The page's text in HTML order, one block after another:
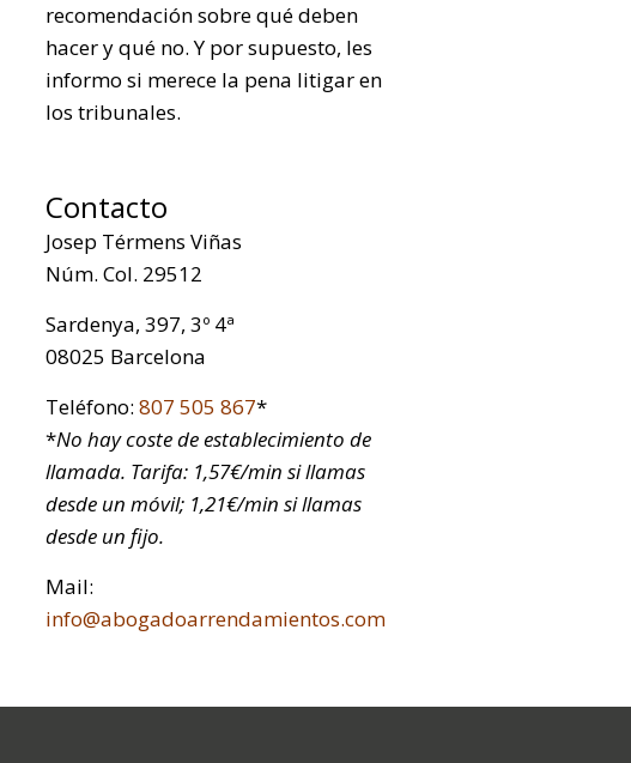
recomendación sobre qué deben
hacer y qué no. Y por supuesto, les
informo si merece la pena litigar en
los tribunales.
Contacto
Josep Térmens Viñas
Núm. Col. 29512
Sardenya, 397, 3º 4ª
08025 Barcelona
Teléfono:807 505 867*
*No hay coste de establecimiento de
llamada. Tarifa: 1,57€/min si llamas
desde un móvil; 1,21€/min si llamas
desde un fijo.
Mail:
info@abogadoarrendamientos.com